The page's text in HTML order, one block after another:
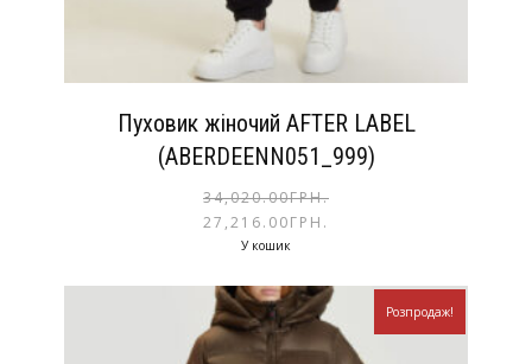
Пуховик жіночий AFTER LABEL
(ABERDEENN051_999)
34,020.00ГРН.
27,216.00ГРН.
У кошик
Розпродаж!